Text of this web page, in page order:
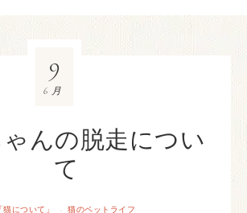
んの脱走につい
て
「猫について」 · 猫のペットライフ
9
6月